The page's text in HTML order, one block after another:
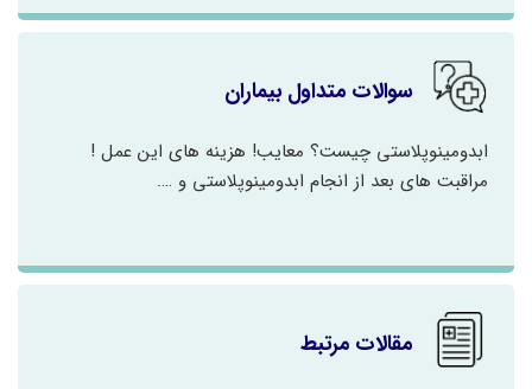
سوالات متداول بیماران
ابدومینوپلاستی چیست؟ معایب! هزینه های این عمل !
مراقبت های بعد از انجام ابدومینوپلاستی و ….
مقالات مرتبط